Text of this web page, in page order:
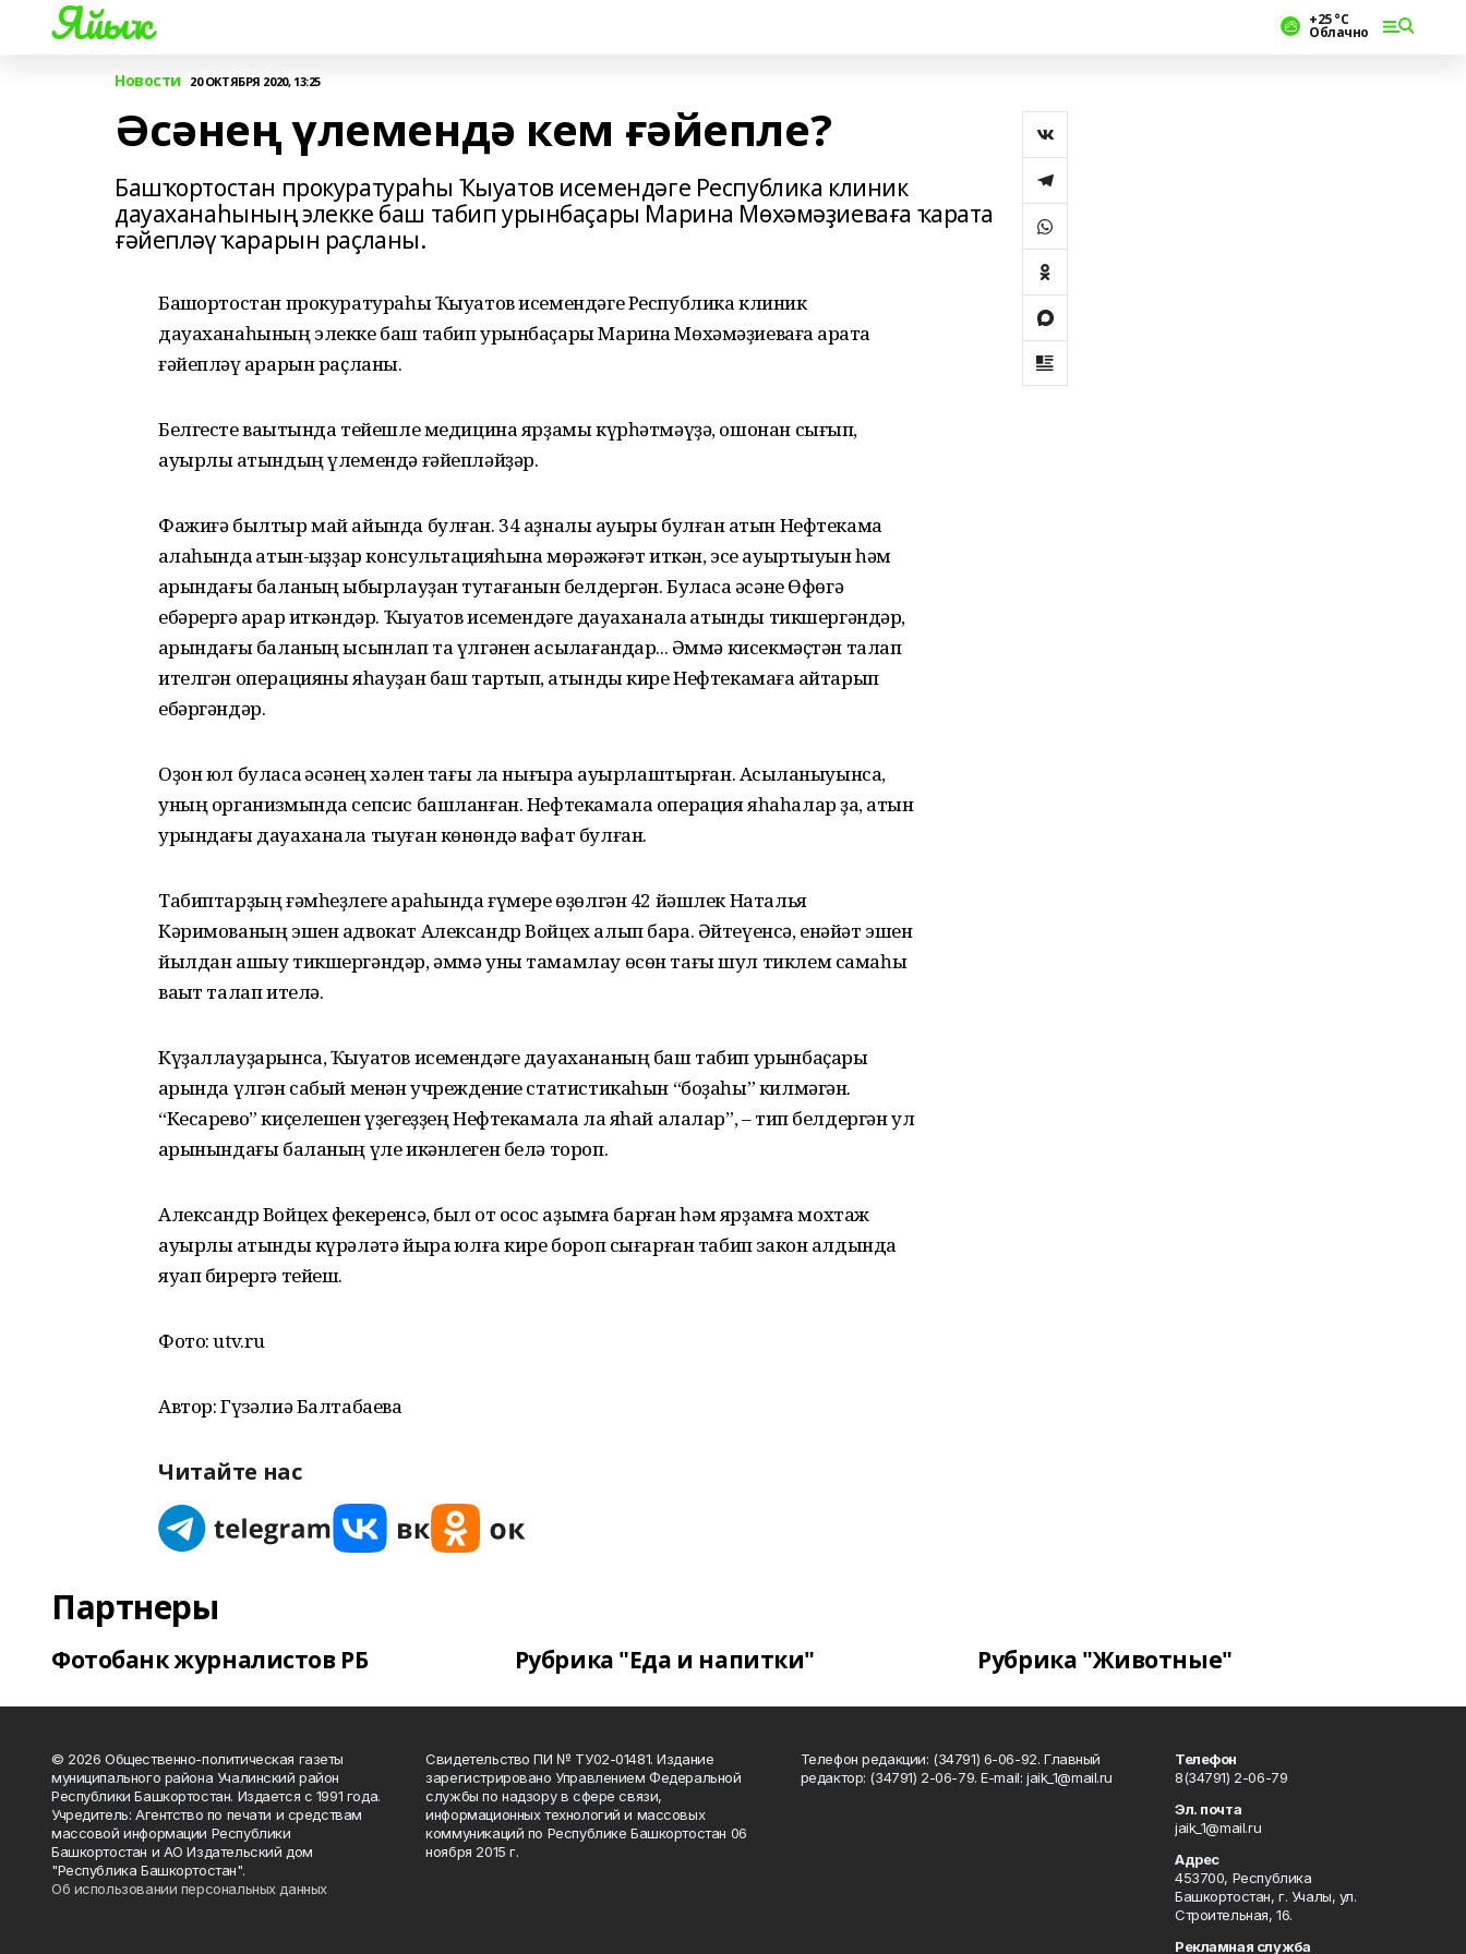
Яйыҡ +25 °С
Облачно
Новости 20 ОКТЯБРЯ 2020, 13:25
Әсәнең үлемендә кем ғәйепле?
Башҡортостан прокуратураһы Ҡыуатов исемендәге Республика клиник
дауаханаһының элекке баш табип урынбаҫары Марина Мөхәмәҙиеваға ҡарата
ғәйепләү ҡарарын раҫланы.
Башҡортостан прокуратураһы Ҡыуатов исемендәге Республика клиник
дауаханаһының элекке баш табип урынбаҫары Марина Мөхәмәҙиеваға ҡарата
ғәйепләү ҡарарын раҫланы.
Белгесте ваҡытында тейешле медицина ярҙамы күрһәтмәүҙә, ошонан сығып,
ауырлы ҡатындың үлемендә ғәйепләйҙәр.
Фажиғә былтыр май айында булған. 34 аҙналыҡ ауыры булған ҡатын Нефтекама
ҡалаһында ҡатын-ҡыҙҙар консультацияһына мөрәжәғәт иткән, эсе ауыртыуын һәм
ҡарындағы баланың ҡыбырлауҙан туҡтағанын белдергән. Буласаҡ әсәне Өфөгә
ебәрергә ҡарар иткәндәр. Ҡыуатов исемендәге дауаханала ҡатынды тикшергәндәр,
ҡарындағы баланың ысынлап та үлгәнен асыҡлағандар... Әммә кисекмәҫтән талап
ителгән операцияны яһауҙан баш тартып, ҡатынды кире Нефтекамаға ҡайтарып
ебәргәндәр.
Оҙон юл буласаҡ әсәнең хәлен тағы ла нығыраҡ ауырлаштырған. Асыҡланыуынса,
уның организмында сепсис башланған. Нефтекамала операция яһаһалар ҙа, ҡатын
урындағы дауаханала тыуған көнөндә вафат булған.
Табиптарҙың ғәмһеҙлеге арҡаһында ғүмере өҙөлгән 42 йәшлек Наталья
Кәримованың эшен адвокат Александр Войцех алып бара. Әйтеүенсә, енәйәт эшен
йылдан ашыу тикшергәндәр, әммә уны тамамлау өсөн тағы шул тиклем самаһы
ваҡыт талап ителә.
Күҙаллауҙарынса, Ҡыуатов исемендәге дауахананың баш табип урынбаҫары
ҡарында үлгән сабый менән учреждение статистикаһын “боҙаһы” килмәгән.
“Кесарево” киҫелешен үҙегеҙҙең Нефтекамала ла яһай алалар”, – тип белдергән ул
ҡарынындағы баланың үле икәнлеген белә тороп.
Александр Войцех фекеренсә, был ҡот осҡос аҙымға барған һәм ярҙамға мохтаж
ауырлы ҡатынды күрәләтә йыраҡ юлға кире бороп сығарған табип закон алдында
яуап бирергә тейеш.
Фото: utv.ru
Автор: Гүзәлиә Балтабаева
Читайте нас
Партнеры
Фотобанк журналистов РБ Рубрика "Еда и напитки" Рубрика "Животные"
© 2026 Общественно-политическая газеты
муниципального района Учалинский район
Республики Башкортостан. Издается с 1991 года.
Учредитель: Агентство по печати и средствам
массовой информации Республики
Башкортостан и АО Издательский дом
"Республика Башкортостан".
Об использовании персональных данных
Свидетельство ПИ № ТУ02-01481. Издание
зарегистрировано Управлением Федеральной
службы по надзору в сфере связи,
информационных технологий и массовых
коммуникаций по Республике Башкортостан 06
ноября 2015 г.
Телефон редакции: (34791) 6-06-92. Главный
редактор: (34791) 2-06-79. Е-mаil: jaik_1@mail.ru
Телефон
8(34791) 2-06-79
Эл. почта
jaik_1@mail.ru
Адрес
453700, Республика
Башкортостан, г. Учалы, ул.
Строительная, 16.
Рекламная служба